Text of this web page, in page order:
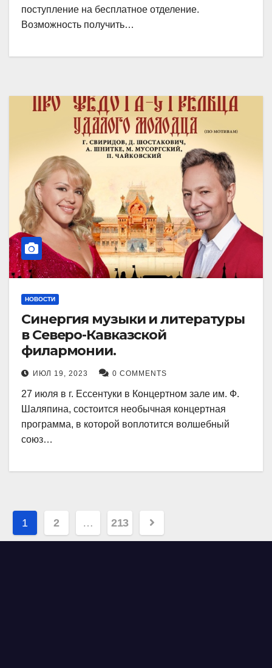
поступление на бесплатное отделение.
Возможность получить…
НОВОСТИ
Синергия музыки и литературы
в Северо-Кавказской
филармонии.
ИЮЛ 19, 2023 0 COMMENTS
27 июля в г. Ессентуки в Концертном зале им. Ф.
Шаляпина, состоится необычная концертная
программа, в которой воплотится волшебный
союз…
Навигация
по
1 2 … 213